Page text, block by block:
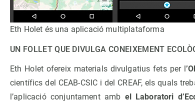
Eth Holet és una aplicació multiplataforma
UN FOLLET QUE DIVULGA CONEIXEMENT
Eth Holet ofereix materials divulgatius fets per l
científics del CEAB-CSIC i del CREAF, els quals
l’aplicació conjuntament amb el Laboratori